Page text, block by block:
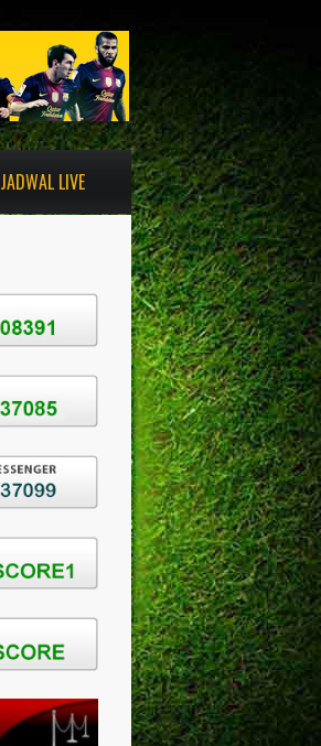
JADWAL LIVE